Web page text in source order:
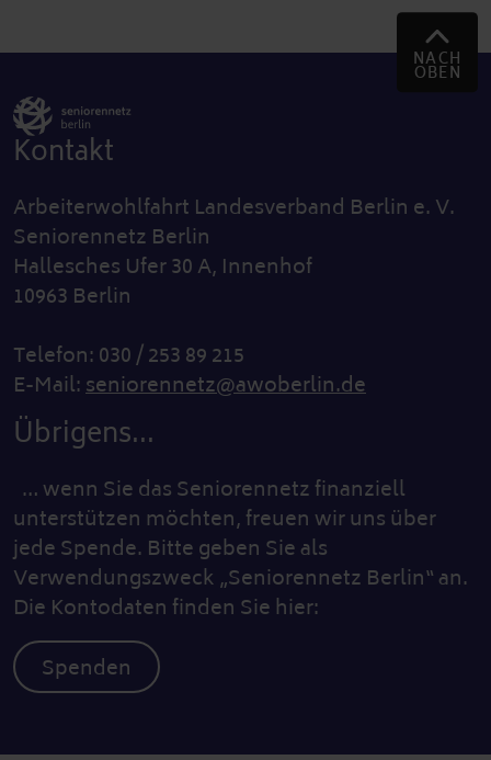
NACH
OBEN
Kontakt
Arbeiterwohlfahrt Landesverband Berlin e. V.
Seniorennetz Berlin
Hallesches Ufer 30 A, Innenhof
10963 Berlin
Telefon: 030 / 253 89 215
E-Mail:seniorennetz@awoberlin.de
Übrigens...
… wenn Sie das Seniorennetz finanziell
unterstützen möchten, freuen wir uns über
jede Spende. Bitte geben Sie als
Verwendungszweck „Seniorennetz Berlin“ an.
Die Kontodaten finden Sie hier:
Spenden